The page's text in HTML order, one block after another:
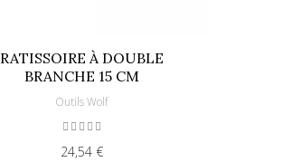
RATISSOIRE À DOUBLE
BRANCHE 15 CM
Outils Wolf
24,54 €